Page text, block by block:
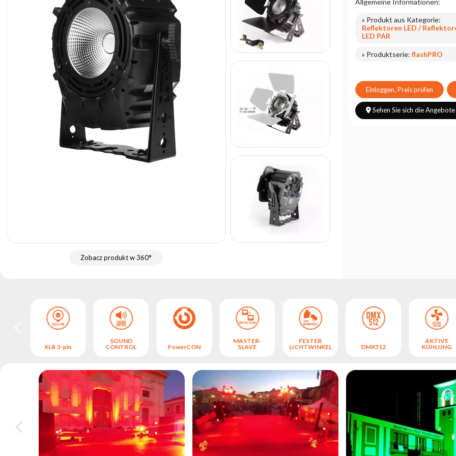
Ausstellungsbeleuchtung
Zobacz produkt w 360°
» Produkt aus Kategorie:
Reflektoren LED /
LED PAR
» Produktserie: flashPRO
Einloggen, Preis prüfen
Sehen Sie sich die
XLR 3-pin
SOUND
CONTROL
PowerCON
MASTER-
SLAVE
FESTER
LICHTWINKEL
DMX512
AKTIVE
KÜHLUNG